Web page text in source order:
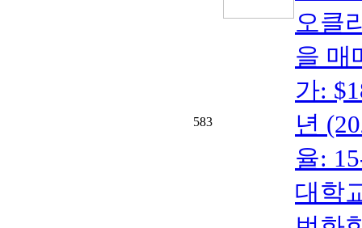
583
오클
을 매
가:
년
율:
대학